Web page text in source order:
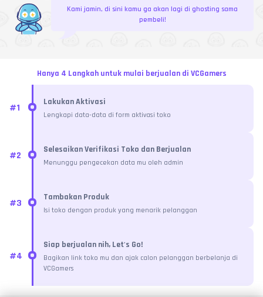
Kami jamin, di sini kamu ga akan lagi di ghosting sama
pembeli!
Hanya 4 Langkah untuk mulai berjualan di VCGamers
#1
Lakukan Aktivasi
Lengkapi data-data di form aktivasi toko
#2
Selesaikan Verifikasi Toko dan Berjualan
Menunggu pengecekan data mu oleh admin
#3
Tambakan Produk
Isi toko dengan produk yang menarik pelanggan
#4
Siap berjualan nih, Let's Go!
Bagikan link toko mu dan ajak calon pelanggan berbelanja di
VCGamers